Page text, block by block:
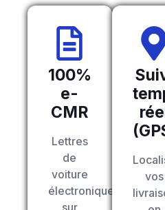
100%
e-
CMR
Lettres
de
voiture
électroniques
vos